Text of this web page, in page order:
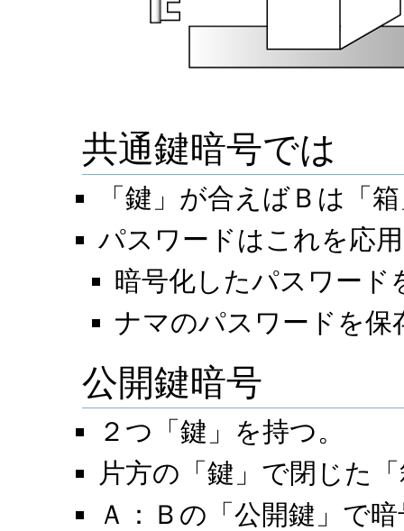
共通鍵暗号では
「鍵」が合えばＢは「
パスワードはこれを応用
暗号化したパスワード
ナマのパスワードを保
公開鍵暗号
２つ「鍵」を持つ。
片方の「鍵」で閉じた
Ａ：Ｂの「公開鍵」で